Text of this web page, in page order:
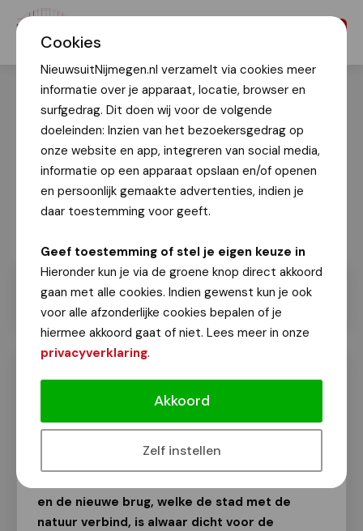
Cookies
NieuwsuitNijmegen.nl verzamelt via cookies meer
informatie over je apparaat, locatie, browser en
surfgedrag. Dit doen wij voor de volgende
doeleinden: Inzien van het bezoekersgedrag op
onze website en app, integreren van social media,
informatie op een apparaat opslaan en/of openen
en persoonlijk gemaakte advertenties, indien je
daar toestemming voor geeft.
Geef toestemming of stel je eigen keuze in
Hieronder kun je via de groene knop direct akkoord
gaan met alle cookies. Indien gewenst kun je ook
voor alle afzonderlijke cookies bepalen of je
hiermee akkoord gaat of niet. Lees meer in onze
privacyverklaring.
Akkoord
Zelf instellen
Brug Ooijpoort heeft natte voeten
Van onze redactie
14 november 2013
en de nieuwe brug, welke de stad met de
natuur verbind, is alwaar dicht voor de